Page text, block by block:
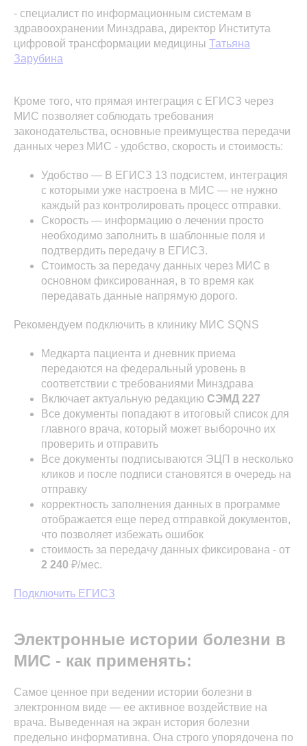
- специалист по информационным системам в
здравоохранении Минздрава, директор Института
цифровой трансформации медицины Татьяна
Зарубина
Кроме того, что прямая интеграция с ЕГИСЗ через
МИС позволяет соблюдать требования
законодательства, основные преимущества передачи
данных через МИС - удобство, скорость и стоимость:
Удобство — В ЕГИСЗ 13 подсистем, интеграция
с которыми уже настроена в МИС — не нужно
каждый раз контролировать процесс отправки.
Скорость — информацию о лечении просто
необходимо заполнить в шаблонные поля и
подтвердить передачу в ЕГИСЗ.
Стоимость за передачу данных через МИС в
основном фиксированная, в то время как
передавать данные напрямую дорого.
Рекомендуем подключить в клинику МИС SQNS
Медкарта пациента и дневник приема
передаются на федеральный уровень в
соответствии с требованиями Минздрава
Включает актуальную редакцию СЭМД 227
Все документы попадают в итоговый список для
главного врача, который может выборочно их
проверить и отправить
Все документы подписываются ЭЦП в несколько
кликов и после подписи становятся в очередь на
отправку
корректность заполнения данных в программе
отображается еще перед отправкой документов,
что позволяет избежать ошибок
стоимость за передачу данных фиксирована - от
2 240 ₽/мес.
Подключить ЕГИСЗ
Электронные истории болезни в
МИС - как применять:
Самое ценное при ведении истории болезни в
электронном виде — ее активное воздействие на
врача. Выведенная на экран история болезни
предельно информативна. Она строго упорядочена по